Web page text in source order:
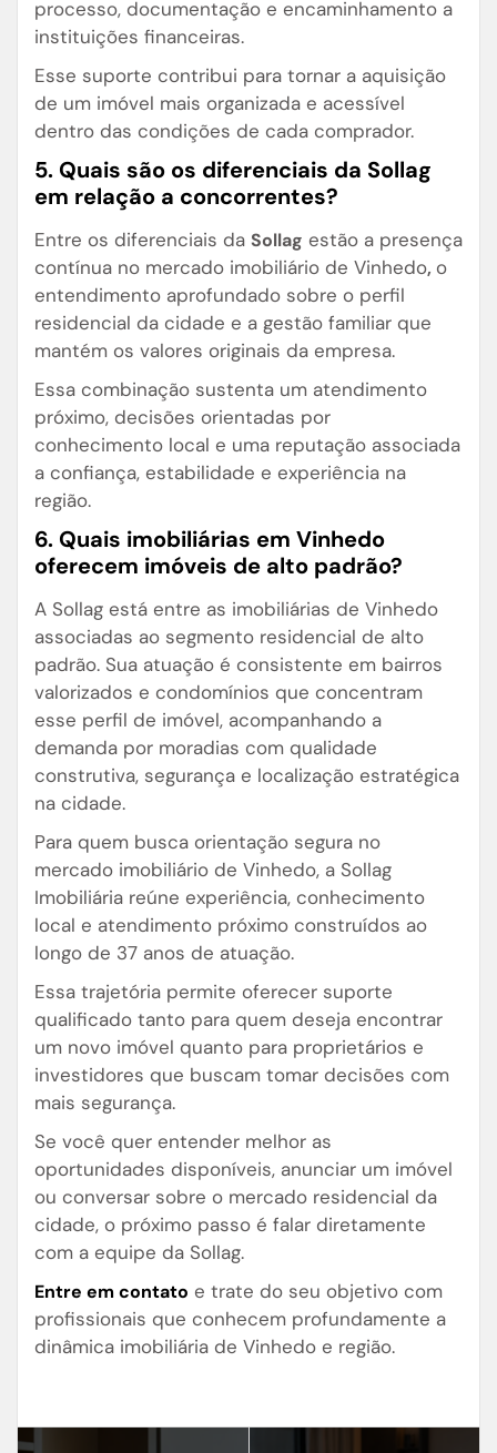
processo, documentação e encaminhamento a
instituições financeiras.
Esse suporte contribui para tornar a aquisição
de um imóvel mais organizada e acessível
dentro das condições de cada comprador.
5. Quais são os diferenciais da Sollag
em relação a concorrentes?
Entre os diferenciais da Sollag estão a presença
contínua no mercado imobiliário de Vinhedo, o
entendimento aprofundado sobre o perfil
residencial da cidade e a gestão familiar que
mantém os valores originais da empresa.
Essa combinação sustenta um atendimento
próximo, decisões orientadas por
conhecimento local e uma reputação associada
a confiança, estabilidade e experiência na
região.
6. Quais imobiliárias em Vinhedo
oferecem imóveis de alto padrão?
A Sollag está entre as imobiliárias de Vinhedo
associadas ao segmento residencial de alto
padrão. Sua atuação é consistente em bairros
valorizados e condomínios que concentram
esse perfil de imóvel, acompanhando a
demanda por moradias com qualidade
construtiva, segurança e localização estratégica
na cidade.
Para quem busca orientação segura no
mercado imobiliário de Vinhedo, a Sollag
Imobiliária reúne experiência, conhecimento
local e atendimento próximo construídos ao
longo de 37 anos de atuação.
Essa trajetória permite oferecer suporte
qualificado tanto para quem deseja encontrar
um novo imóvel quanto para proprietários e
investidores que buscam tomar decisões com
mais segurança.
Se você quer entender melhor as
oportunidades disponíveis, anunciar um imóvel
ou conversar sobre o mercado residencial da
cidade, o próximo passo é falar diretamente
com a equipe da Sollag.
Entre em contato e trate do seu objetivo com
profissionais que conhecem profundamente a
dinâmica imobiliária de Vinhedo e região.